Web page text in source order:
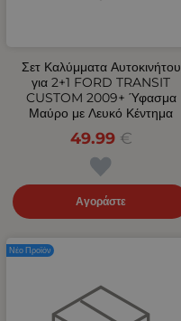
Σετ Καλύμματα Αυτοκινήτου
για 2+1 FORD TRANSIT
CUSTOM 2009+ Ύφασμα
Μαύρο με Λευκό Κέντημα
49.99 €
Αγοράστε
Νέο Προϊόν